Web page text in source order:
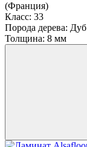
(Франция)
Класс: 33
Порода дерева: Дуб
Толщина: 8 мм